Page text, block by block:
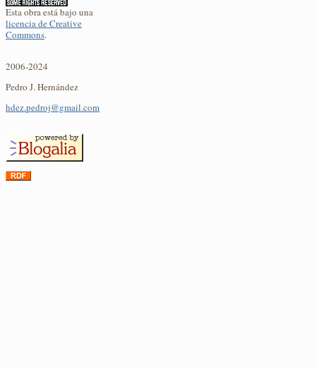
Esta obra está bajo una
licencia de Creative
Commons.
2006-2024
Pedro J. Hernández
hdez.pedroj@gmail.com